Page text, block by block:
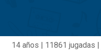
14 años | 11861 jugadas |